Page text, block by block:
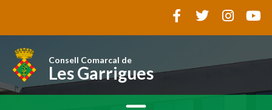
Consell Comarcal de
Les Garrigues